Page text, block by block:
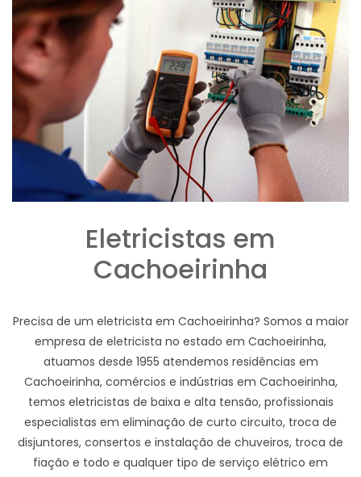
Eletricistas em
Cachoeirinha
Precisa de um eletricista em Cachoeirinha? Somos a maior
empresa de eletricista no estado em Cachoeirinha,
atuamos desde 1955 atendemos residências em
Cachoeirinha, comércios e indústrias em Cachoeirinha,
temos eletricistas de baixa e alta tensão, profissionais
especialistas em eliminação de curto circuito, troca de
disjuntores, consertos e instalação de chuveiros, troca de
fiação e todo e qualquer tipo de serviço elétrico em